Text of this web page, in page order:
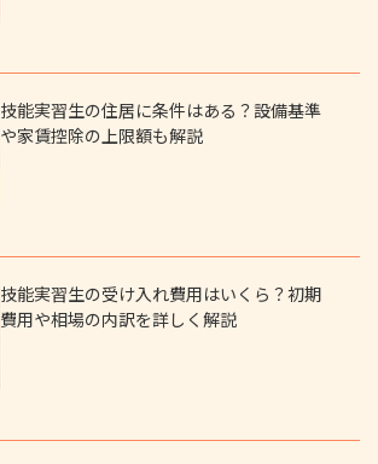
技能実習生の住居に条件はある？設備基準
や家賃控除の上限額も解説
技能実習生の受け入れ費用はいくら？初期
費用や相場の内訳を詳しく解説